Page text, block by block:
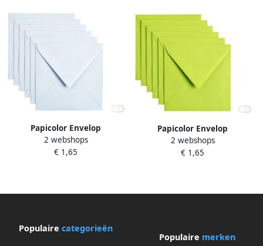
Papicolor Envelop
140x140mm babyblauw pak
Ã 6 stuks
2 webshops
€ 1,65
Papicolor Envelop
140x140mm appelgroen pak
Ã 6 stuks
2 webshops
€ 1,65
Populaire categorieën
Populaire merken